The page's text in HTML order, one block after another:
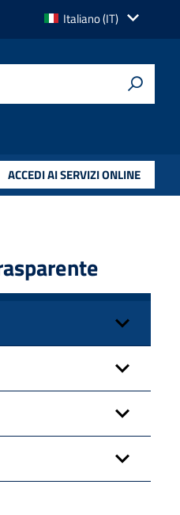
LinguaItaliano (IT)
ACCEDI AI SERVIZI ONLINE